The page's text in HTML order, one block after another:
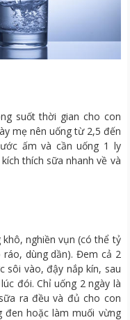
suốt thời gian cho con
mẹ nên uống từ 2,5 đến
ấm và cần uống 1 ly
thích sữa nhanh về và
nghiền vụn (có thể tỷ
dùng dần). Đem cả 2
sôi vào, đậy nắp kín, sau
đói. Chỉ uống 2 ngày là
ra đều và đủ cho con
đen hoặc làm muối vừng